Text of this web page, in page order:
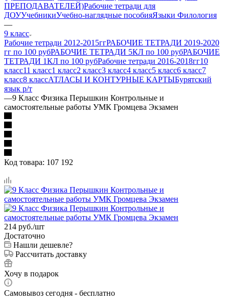
ПРЕПОДАВАТЕЛЕЙ)Рабочие тетради для
ДОУУчебникиУчебно-наглядные пособияЯзыки Филология
—
9 класс
Рабочие тетради 2012-2015ггРАБОЧИЕ ТЕТРАДИ 2019-2020
гг по 100 рубРАБОЧИЕ ТЕТРАДИ 5КЛ по 100 рубРАБОЧИЕ
ТЕТРАДИ 1КЛ по 100 рубРабочие тетради 2016-2018гг10
класс11 класс1 класс2 класс3 класс4 класс5 класс6 класс7
класс8 классАТЛАСЫ И КОНТУРНЫЕ КАРТЫБурятский
язык р/т
—9 Класс Физика Перышкин Контрольные и
самостоятельные работы УМК Громцева Экзамен
Код товара: 107 192
214 руб./шт
Достаточно
Нашли дешевле?
Рассчитать доставку
Хочу в подарок
Самовывоз сегодня - бесплатно